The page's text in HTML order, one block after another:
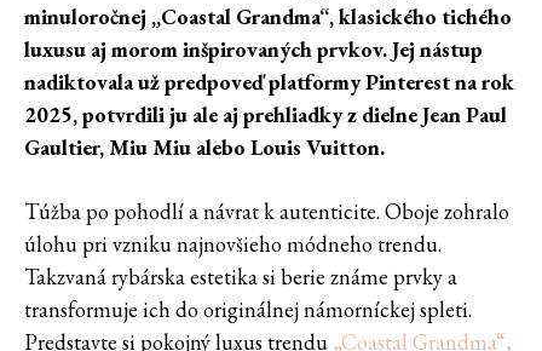
minuloročnej „Coastal Grandma“, klasického tichého
luxusu aj morom inšpirovaných prvkov. Jej nástup
nadiktovala už predpoveď platformy Pinterest na rok
2025, potvrdili ju ale aj prehliadky z dielne Jean Paul
Gaultier, Miu Miu alebo Louis Vuitton.
Túžba po pohodlí a návrat k autenticite. Oboje zohralo
úlohu pri vzniku najnovšieho módneho trendu.
Takzvaná rybárska estetika si berie známe prvky a
transformuje ich do originálnej námorníckej spleti.
Predstavte si pokojný luxus trendu „Coastal Grandma“,